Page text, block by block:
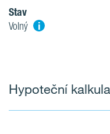
Stav
Volný i
Hypoteční